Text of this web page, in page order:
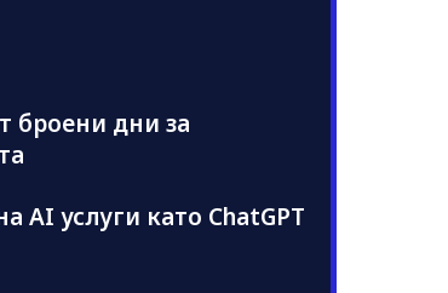
броени дни за
AI услуги като ChatGPT